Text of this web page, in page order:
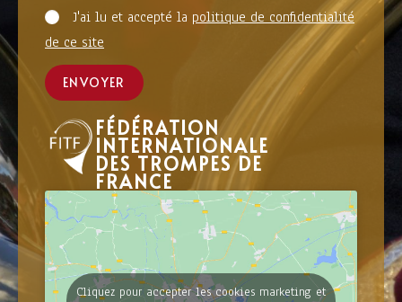
J'ai lu et accepté la politique de confidentialité
de ce site
ENVOYER
FÉDÉRATION
INTERNATIONALE
DES TROMPES DE
FRANCE
Cliquez pour accepter les cookies marketing et